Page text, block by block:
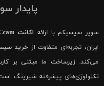
پایدار
سوپر سیسیکم با ارائه اکانت CCcam پایدار
ایران، تجربه‌ای متفاوت از خرید
می‌کند. زیرساخت ما مبتنی بر
تکنولوژی‌های پیشرفته شیرینگ